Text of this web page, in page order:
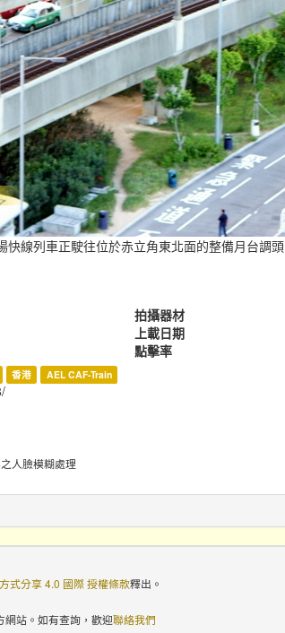
快線列車正駛往位於赤立角東北面的整備月台調頭
拍攝器材
上載日期
點擊率
香港 AEL CAF-Train
人臉模糊處理
式分享 4.0 國際 授權條款釋出。
站。如有查詢，歡迎聯絡我們